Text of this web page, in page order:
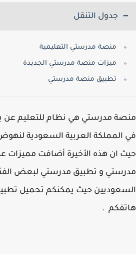
جدول التنقل
منصة مدرستي التعليمية
ميزات منصة مدرستي الجديدة
تطبيق منصة مدرستي
مدرستي هي نظام للتعليم عن بعد
العربية السعودية لنهوض
ان هذه الأخيرة أضافت مميزات
و تطبيق مدرستي لبعض
حيث يمكنكم تحميل
.